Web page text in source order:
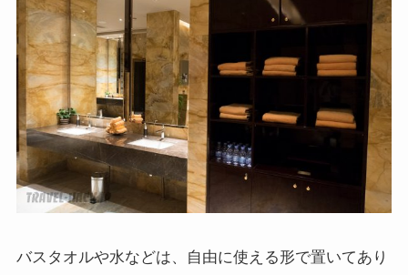
バスタオルや水などは、自由に使える形で置いてあり